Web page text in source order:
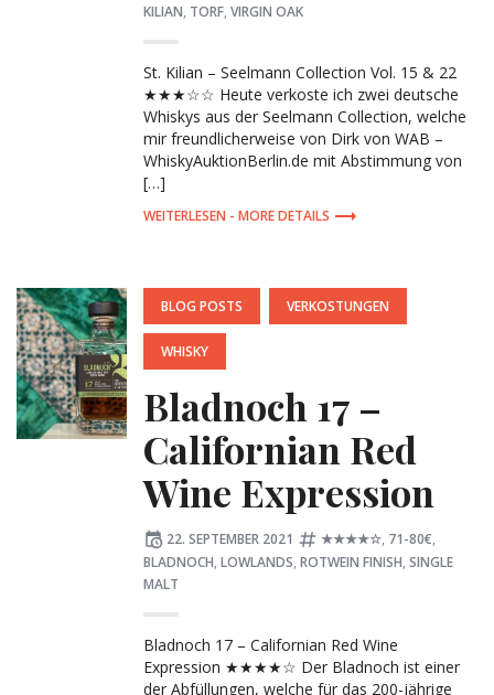
KILIAN, TORF, VIRGIN OAK
St. Kilian – Seelmann Collection Vol. 15 & 22
★★★☆☆ Heute verkoste ich zwei deutsche
Whiskys aus der Seelmann Collection, welche
mir freundlicherweise von Dirk von WAB –
WhiskyAuktionBerlin.de mit Abstimmung von
[…]
MORE DETAILS
POSTED
IN:
BLOG POSTS VERKOSTUNGEN
WHISKY
Bladnoch 17 –
Californian Red
Wine Expression
Posted
on
22. SEPTEMBER 2021 Tagged:
★★★★☆, 71-80€,
BLADNOCH, LOWLANDS, ROTWEIN FINISH, SINGLE
MALT
Bladnoch 17 – Californian Red Wine
Expression ★★★★☆ Der Bladnoch ist einer
der Abfüllungen, welche für das 200-jährige